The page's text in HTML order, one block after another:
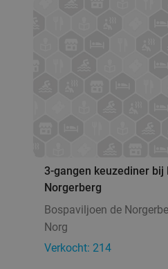
3-gangen keuzediner bij
Norgerberg
Bospaviljoen de
Norg
Verkocht: 214